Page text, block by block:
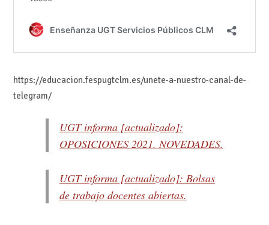
https://educacion.fespugtclm.es/unete-a-nuestro-canal-de-
telegram/
UGT informa [actualizado]:
OPOSICIONES 2021. NOVEDADES.
UGT informa [actualizado]: Bolsas
de trabajo docentes abiertas.